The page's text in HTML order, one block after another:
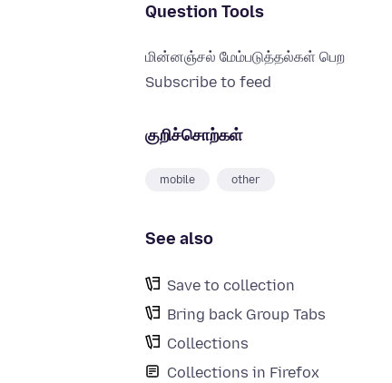
Question Tools
மின்னஞ்சல் மேம்படுத்தல்கள் பெற
Subscribe to feed
குறிச்சொற்கள்
mobile other
See also
Save to collection
Bring back Group Tabs
Collections
Collections in Firefox